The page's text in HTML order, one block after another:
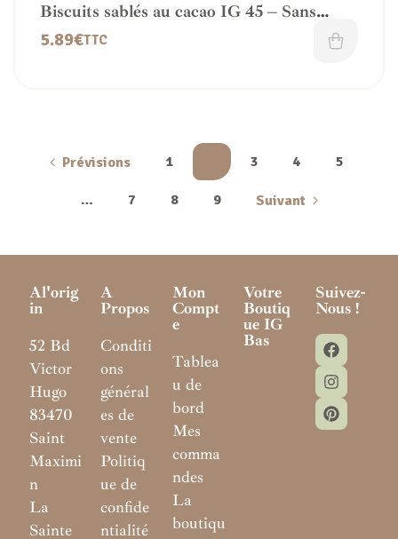
Biscuits sablés au cacao IG 45 – Sans
sucre ajouté et Vegan
5.89€TTC
Prévisions 1 3 4 5
… 7 8 9 Suivant
Al'orig
In
52 Bd
Victor
Hugo
83470
Saint
Maximi
n
La
Sainte
A
Propos
Conditi
ons
général
es de
vente
Politiq
ue de
confide
ntialité
Mon
Compt
E
Tablea
u de
bord
Mes
comma
ndes
La
boutiqu
Votre
Boutiq
Ue IG
Bas
Suivez-
Nous !